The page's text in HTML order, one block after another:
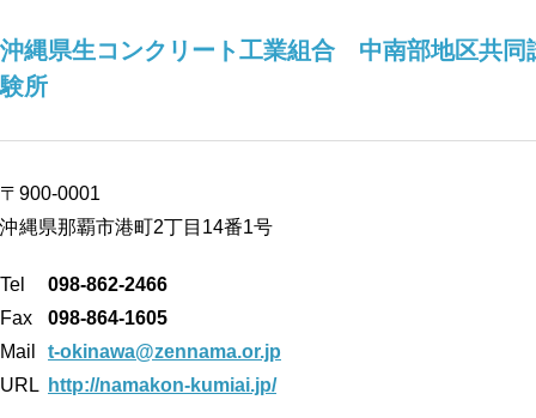
沖縄県生コンクリート工業組合 中南部地区共同
験所
〒900-0001
沖縄県那覇市港町2丁目14番1号
Tel
098-862-2466
Fax
098-864-1605
Mail
t-okinawa@zennama.or.jp
URL
http://namakon-kumiai.jp/